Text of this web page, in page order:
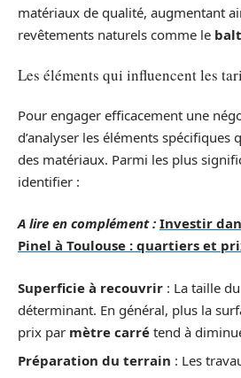
matériaux de qualité, augmentant
revêtements naturels comme le
Les éléments qui influencent les
Pour engager efficacement une
d’analyser les éléments spécifiques
des matériaux. Parmi les plus
identifier :
A lire en complément : Investir
Pinel à Toulouse : quartiers et
Superficie à recouvrir : La taille
déterminant. En général, plus la
prix par mètre carré tend à
Préparation du terrain : Les